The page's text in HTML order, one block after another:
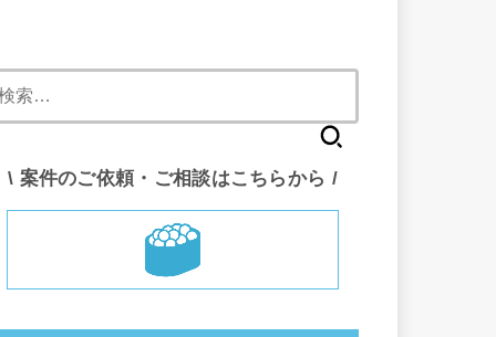
\ 案件のご依頼・ご相談はこちらから /